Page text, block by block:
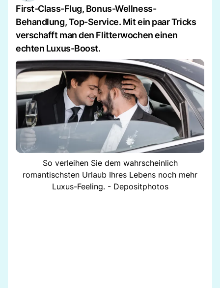
First-Class-Flug, Bonus-Wellness-
Behandlung, Top-Service. Mit ein paar Tricks
verschafft man den Flitterwochen einen
echten Luxus-Boost.
So verleihen Sie dem wahrscheinlich
romantischsten Urlaub Ihres Lebens noch mehr
Luxus-Feeling. - Depositphotos